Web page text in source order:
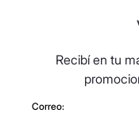
Recibí en tu
Correo: